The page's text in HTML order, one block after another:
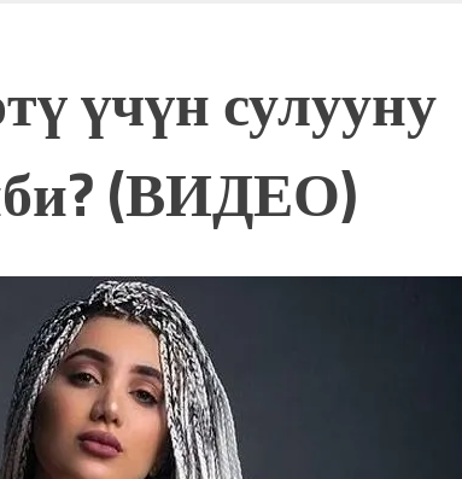
сыймык жана чоң
адабият алпы чыгыш
сөзсүз керек!”
Мээрим Мураталиева
Видео)
Тоо” журналынын
Видео)
ТҮБӨЛҮК СИМВОЛУ
фонтанды көрүү үчүн
чогулду
& Light собрал более 20
үчүн сулууну
(ВИДЕО)